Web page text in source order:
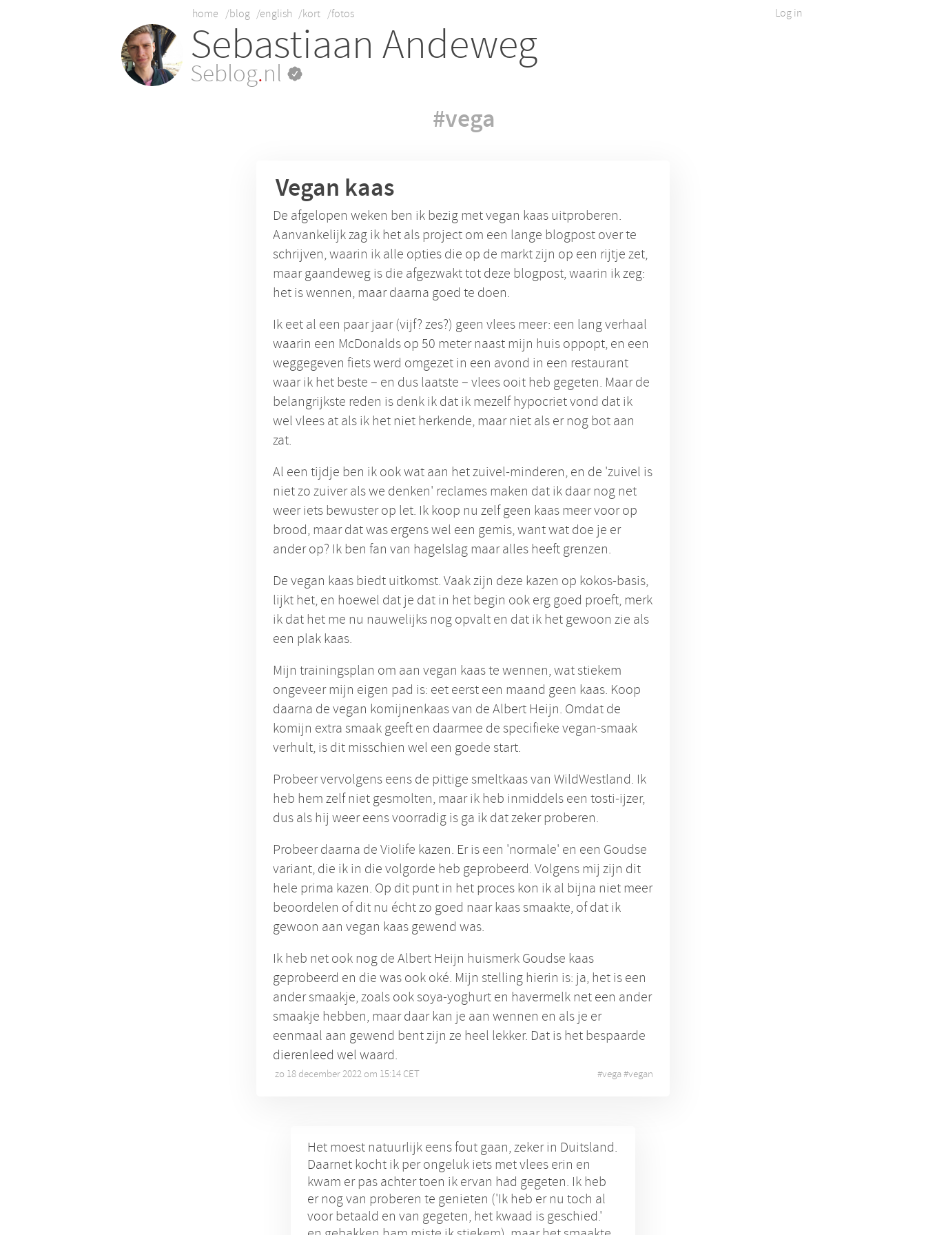
Log in
home /blog /english /kort /fotos
Sebastiaan Andeweg
Seblog.nl
#vega
Vegan kaas
De afgelopen weken ben ik bezig met vegan kaas uitproberen.
Aanvankelijk zag ik het als project om een lange blogpost over te
schrijven, waarin ik alle opties die op de markt zijn op een rijtje zet,
maar gaandeweg is die afgezwakt tot deze blogpost, waarin ik zeg:
het is wennen, maar daarna goed te doen.
Ik eet al een paar jaar (vijf? zes?) geen vlees meer: een lang verhaal
waarin een McDonalds op 50 meter naast mijn huis oppopt, en een
weggegeven fiets werd omgezet in een avond in een restaurant
waar ik het beste – en dus laatste – vlees ooit heb gegeten. Maar de
belangrijkste reden is denk ik dat ik mezelf hypocriet vond dat ik
wel vlees at als ik het niet herkende, maar niet als er nog bot aan
zat.
Al een tijdje ben ik ook wat aan het zuivel-minderen, en de 'zuivel is
niet zo zuiver als we denken' reclames maken dat ik daar nog net
weer iets bewuster op let. Ik koop nu zelf geen kaas meer voor op
brood, maar dat was ergens wel een gemis, want wat doe je er
ander op? Ik ben fan van hagelslag maar alles heeft grenzen.
De vegan kaas biedt uitkomst. Vaak zijn deze kazen op kokos-basis,
lijkt het, en hoewel dat je dat in het begin ook erg goed proeft, merk
ik dat het me nu nauwelijks nog opvalt en dat ik het gewoon zie als
een plak kaas.
Mijn trainingsplan om aan vegan kaas te wennen, wat stiekem
ongeveer mijn eigen pad is: eet eerst een maand geen kaas. Koop
daarna de vegan komijnenkaas van de Albert Heijn. Omdat de
komijn extra smaak geeft en daarmee de specifieke vegan-smaak
verhult, is dit misschien wel een goede start.
Probeer vervolgens eens de pittige smeltkaas van WildWestland. Ik
heb hem zelf niet gesmolten, maar ik heb inmiddels een tosti-ijzer,
dus als hij weer eens voorradig is ga ik dat zeker proberen.
Probeer daarna de Violife kazen. Er is een 'normale' en een Goudse
variant, die ik in die volgorde heb geprobeerd. Volgens mij zijn dit
hele prima kazen. Op dit punt in het proces kon ik al bijna niet meer
beoordelen of dit nu écht zo goed naar kaas smaakte, of dat ik
gewoon aan vegan kaas gewend was.
Ik heb net ook nog de Albert Heijn huismerk Goudse kaas
geprobeerd en die was ook oké. Mijn stelling hierin is: ja, het is een
ander smaakje, zoals ook soya-yoghurt en havermelk net een ander
smaakje hebben, maar daar kan je aan wennen en als je er
eenmaal aan gewend bent zijn ze heel lekker. Dat is het bespaarde
dierenleed wel waard.
zo 18 december 2022 om 15:14 CET #vega #vegan
Het moest natuurlijk eens fout gaan, zeker in Duitsland.
Daarnet kocht ik per ongeluk iets met vlees erin en
kwam er pas achter toen ik ervan had gegeten. Ik heb
er nog van proberen te genieten ('Ik heb er nu toch al
voor betaald en van gegeten, het kwaad is geschied.'